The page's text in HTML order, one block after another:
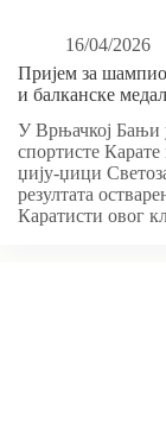
16/04/2026
Пријем за
и балканске
У Врњачкој Бањи
спортисте
џију-џици
резултата
Каратисти овог